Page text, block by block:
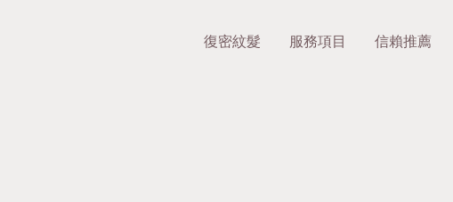
復密紋髮 服務項目 信賴推薦